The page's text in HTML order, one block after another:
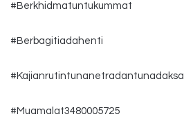
#Berkhidmatuntukummat
#Berbagitiadahenti
#Kajianrutintunanetradantunadaksa
#Muamalat3480005725